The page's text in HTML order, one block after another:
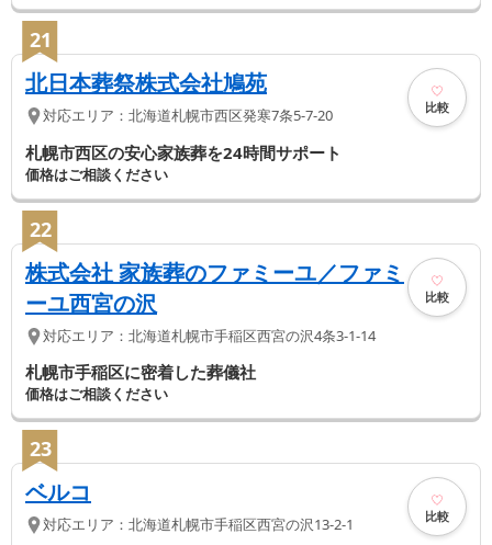
21
北日本葬祭株式会社鳩苑
対応エリア： 北海道札幌市西区発寒7条5-7-20 比較
札幌市西区の安心家族葬を24時間サポート
価格はご相談ください
22
株式会社 家族葬のファミーユ／ファミ
ーユ西宮の沢
対応エリア： 北海道札幌市手稲区西宮の沢4条3-1-14
比較
札幌市手稲区に密着した葬儀社
価格はご相談ください
23
ベルコ
対応エリア： 北海道札幌市手稲区西宮の沢13-2-1 比較